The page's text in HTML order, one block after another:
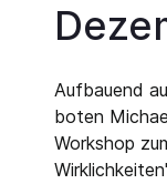
Aufbauend
boten
Workshop